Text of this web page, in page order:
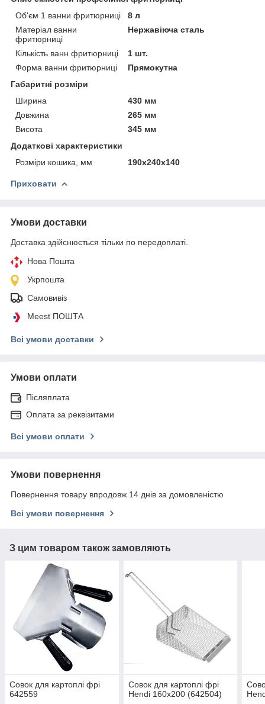
Об'єм 1 ванни фритюрниці
8 л
Матеріал ванни
фритюрниці
Нержавіюча сталь
Кількість ванн фритюрниці
1 шт.
Форма ванни фритюрниці
Прямокутна
Габаритні розміри
Ширина
430 мм
Довжина
265 мм
Висота
345 мм
Додаткові характеристики
Розміри кошика, мм
190х240х140
Приховати
Умови доставки
Доставка здійснюється тільки по передоплаті.
Нова Пошта
Укрпошта
Самовивіз
Meest ПОШТА
Всі умови доставки
Умови оплати
Післяплата
Оплата за реквізитами
Всі умови оплати
Умови повернення
Повернення товару впродовж 14 днів за домовленістю
Всі умови повернення
З цим товаром також замовляють
Совок для картоплі фрі
642559
Совок для картоплі фрі
Hendi 160x200 (642504)